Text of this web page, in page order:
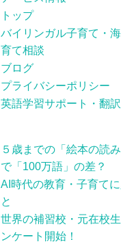
トップ
バイリンガル子育て・
育て相談
ブログ
プライバシーポリシー
英語学習サポート・翻訳
５歳までの「絵本の読み
で「100万語」の差？
AI時代の教育・子育て
と
世界の補習校・元在校
ンケート開始！